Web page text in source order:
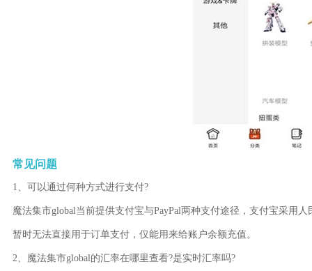
常见问题
1、可以通过何种方式进行支付?
魔法集市global当前提供支付宝与PayPal两种支付途径，支付宝采用
暂时无法直接用于订单支付，仅能用来给账户余额充值。
2、魔法集市global的汇率在哪里查看?是实时汇率吗?